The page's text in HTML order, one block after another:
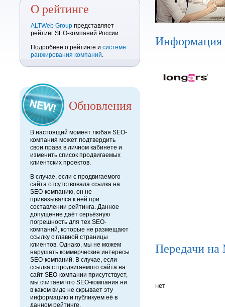
О рейтинге
ALTWeb Group представляет
рейтинг SEO-компаний России.
Подробнее о рейтинге и системе
ранжирования компаний.
Обновления
В настоящий момент любая SEO-
компания может подтвердить
свои права в личном кабинете и
изменить список продвигаемых
клиентских проектов.
В случае, если с продвигаемого
сайта отсутствовала ссылка на
SEO-компанию, он не
привязывался к ней при
составлении рейтинга. Данное
допущение даёт серьёзную
погрешность для тех SEO-
компаний, которые не размещают
ссылку с главной страницы
клиентов. Однако, мы не можем
нарушать коммерческие интересы
SEO-компаний. В случае, если
ссылка с продвигаемого сайта на
сайт SEO-компании присутствует,
мы считаем что SEO-компания ни
в каком виде не скрывает эту
информацию и публикуем её в
данном рейтинге.
Информация
Передачи на
нет